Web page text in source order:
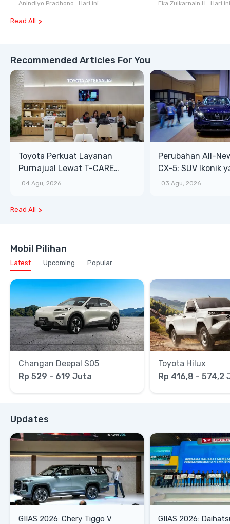
Anindiyo Pradhono Hari ini Eka Zulkarnain H Hari ini
Read All
Recommended Articles For You
Toyota Perkuat Layanan
Purnajual Lewat T-CARE
XTRA, Manfaat Lebih Besar
04 Agu, 2026
Perubahan All-
CX-5: SUV Ikonik
Bongsor, Mewah,
03 Agu, 2026
Read All
Mobil Pilihan
Latest Upcoming Popular
Changan Deepal S05
Rp 529 - 619 Juta
Toyota Hilux
Rp 416,8 - 574,2
Updates
GIIAS 2026: Chery Tiggo V
GIIAS 2026: